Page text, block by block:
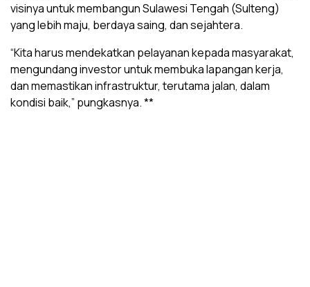
visinya untuk membangun Sulawesi Tengah (Sulteng)
yang lebih maju, berdaya saing, dan sejahtera.
“Kita harus mendekatkan pelayanan kepada masyarakat,
mengundang investor untuk membuka lapangan kerja,
dan memastikan infrastruktur, terutama jalan, dalam
kondisi baik,” pungkasnya. **